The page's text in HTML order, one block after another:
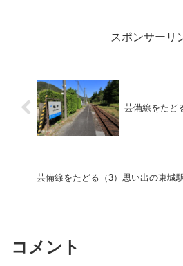
スポンサーリ
芸備線をたど
芸備線をたどる（3）思い出の東城
コメント